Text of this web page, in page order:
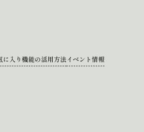
に入り機能の活用方法イベント情報